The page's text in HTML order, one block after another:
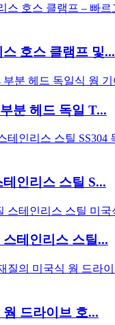
스 호스 클램프 및...
분 헤드 독일 T...
테인리스 스틸 S...
스테인리스 스틸...
웜 드라이브 호...